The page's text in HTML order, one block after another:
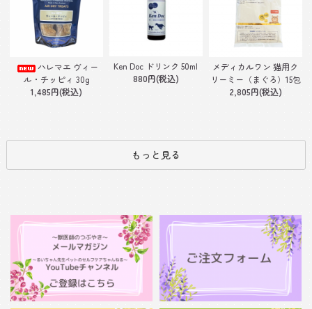
ハレマエ ヴィー
ル・チッピィ 30g
1,485円(税込)
Ken Doc ドリンク 50ml
880円(税込)
メディカルワン 猫用ク
リーミー（まぐろ）15包
2,805円(税込)
もっと見る